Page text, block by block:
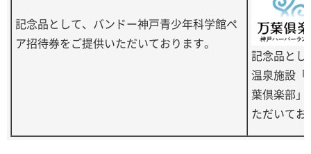
記念品として、バンドー神戸青少年科学館ペ
ア招待券をご提供いただいております。
記念品とし
温泉施設
葉倶楽部
ただいてお